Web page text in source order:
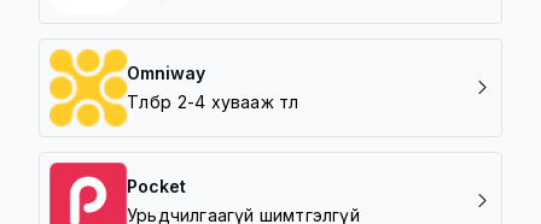
Omniway
Төлбөрөө 2-4 хувааж төл
Pocket
Урьдчилгаагүй шимтгэлгүй